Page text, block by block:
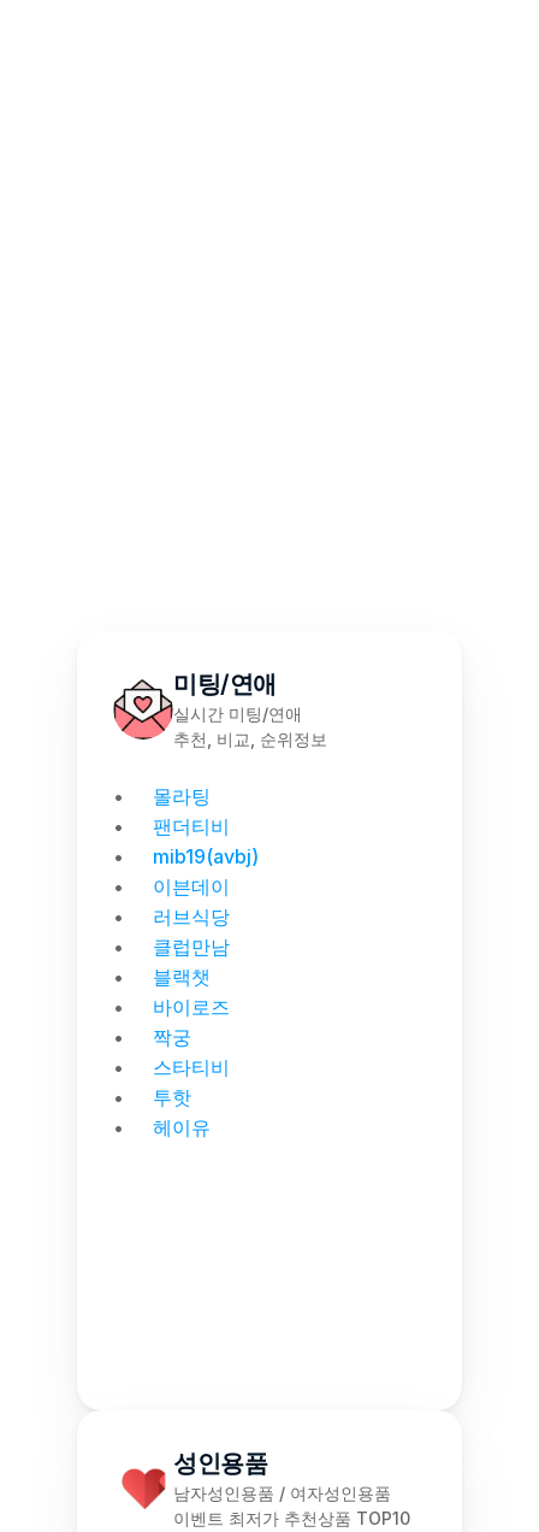
미팅/연애
실시간 미팅/연애
추천, 비교, 순위정보
몰라팅
팬더티비
mib19(avbj)
이븐데이
러브식당
클럽만남
블랙챗
바이로즈
짝궁
스타티비
투핫
헤이유
성인용품
남자성인용품 / 여자성인용품
이벤트 최저가 추천상품 TOP10